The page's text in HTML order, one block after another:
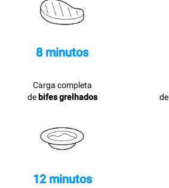
8 minutos
Carga completa
de bifes grelhados
de
12 minutos